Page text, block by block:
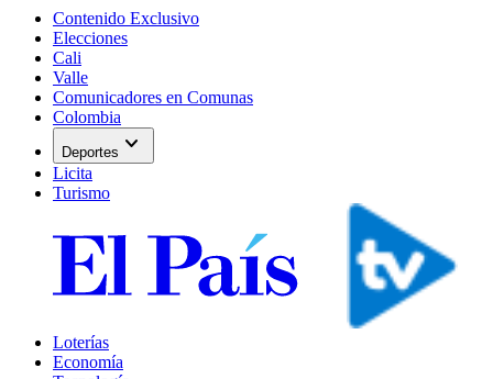
Contenido Exclusivo
Elecciones
Cali
Valle
Comunicadores en Comunas
Colombia
Deportes expand_more
Licita
Turismo
Loterías
Economía